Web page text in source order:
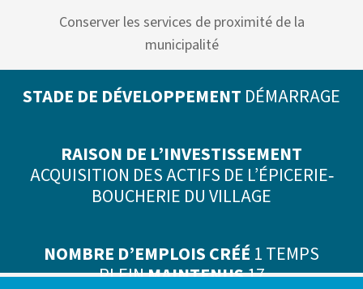
Conserver les services de proximité de la
municipalité
STADE DE DÉVELOPPEMENT DÉMARRAGE
RAISON DE L’INVESTISSEMENT
ACQUISITION DES ACTIFS DE L’ÉPICERIE‐
BOUCHERIE DU VILLAGE
NOMBRE D’EMPLOIS CRÉÉ1 TEMPS
PLEINMAINTENUS17